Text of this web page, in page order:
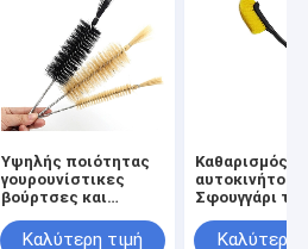
Υψηλής ποιότητας
γουρουνίστικες
βούρτσες και
Καλύτερη τιμή
Καθαρισμός
αυτοκινήτου
Σφουγγάρι
Σφουγγάρι
Καλύτερη